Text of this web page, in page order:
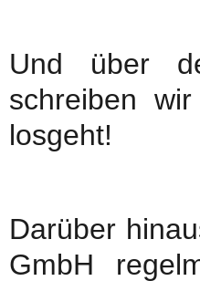
Und über
schreiben
losgeht!
Darüber
GmbH